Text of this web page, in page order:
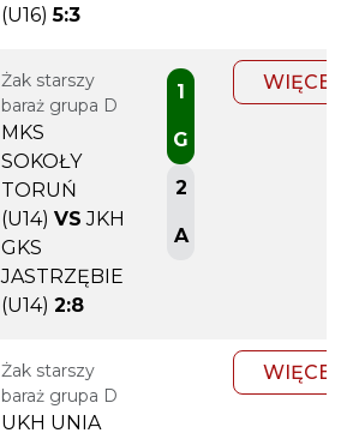
(U16) 5:3
Żak starszy
baraż grupa D
MKS
SOKOŁY
TORUŃ
(U14) VS JKH
GKS
JASTRZĘBIE
(U14) 2:8
1
G
2
A
WIĘCEJ
Żak starszy
baraż grupa D
UKH UNIA
WIĘCEJ